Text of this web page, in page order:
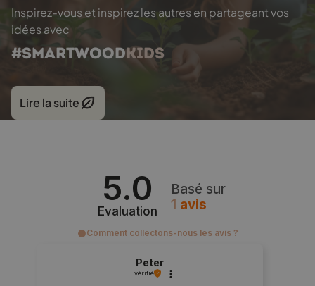
Inspirez-vous et inspirez les autres en partageant vos
idées avec
#SMARTWOODKIDS
Lire la suite
5.0
Evaluation
Basé sur
1 avis
Comment collectons-nous les avis ?
Peter
vérifié